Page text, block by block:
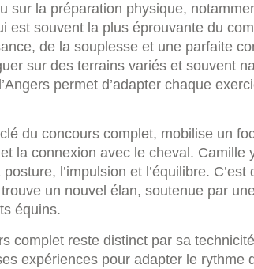
sur la préparation physique,
est souvent la plus éprouvante du
de la souplesse et une parfaite
sur des terrains variés et souvent
permet d’adapter chaque
du concours complet, mobilise un
la connexion avec le cheval. Camille
l’impulsion et l’équilibre.
un nouvel élan, soutenue par
équins.
complet reste distinct par sa
expériences pour adapter le rythme